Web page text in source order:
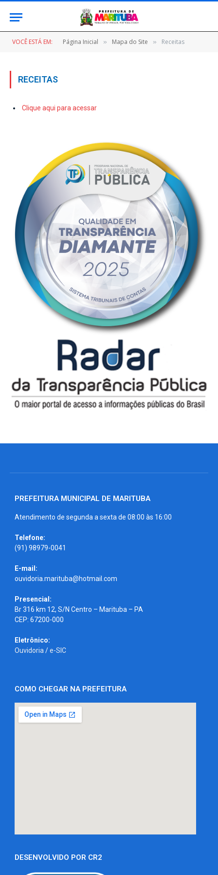
VOCÊ ESTÁ EM: Página Inicial » Mapa do Site » Receitas
RECEITAS
Clique aqui para acessar
PREFEITURA MUNICIPAL DE MARITUBA
Atendimento de segunda a sexta de 08:00 às 16:00
Telefone:
(91) 98979-0041
E-mail:
ouvidoria.marituba@hotmail.com
Presencial:
Br 316 km 12, S/N Centro – Marituba – PA
CEP: 67200-000
Eletrônico:
Ouvidoria /e-SIC
COMO CHEGAR NA PREFEITURA
DESENVOLVIDO POR CR2